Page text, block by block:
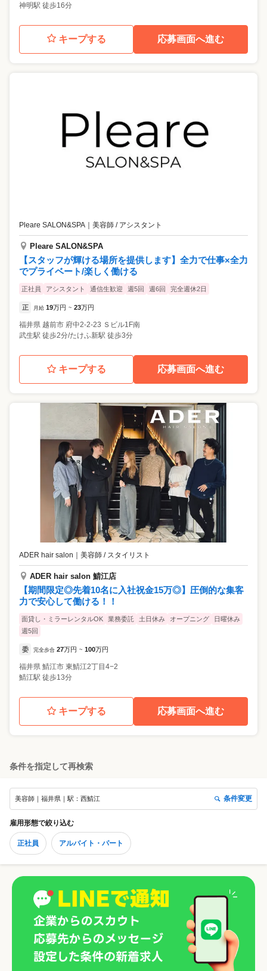
神明駅 徒歩16分
キープする 応募画面へ進む
Pleare SALON&SPA 美容師 / アシスタント
Pleare SALON&SPA
【スタッフが輝ける場所を提供します】全力で仕事×全力
でプライベート/楽しく働ける
正社員 アシスタント 通信生歓迎 週5回 週6回 完全週休2日
正 月給 19万円 ~ 23万円
福井県 越前市 府中2-2-23 Ｓビル1F南
武生駅 徒歩2分/たけふ新駅 徒歩3分
キープする 応募画面へ進む
ADER hair salon 美容師 / スタイリスト
ADER hair salon 鯖江店
【期間限定◎先着10名に入社祝金15万◎】圧倒的な集客
力で安心して働ける！！
面貸し・ミラーレンタルOK 業務委託 土日休み オープニング
日曜休み
週5回
委 完全歩合 27万円 ~ 100万円
福井県 鯖江市 東鯖江2丁目4−2
鯖江駅 徒歩13分
キープする 応募画面へ進む
条件を指定して再検索
美容師｜福井県｜駅：西鯖江 条件変更
雇用形態で絞り込む
正社員 アルバイト・パート